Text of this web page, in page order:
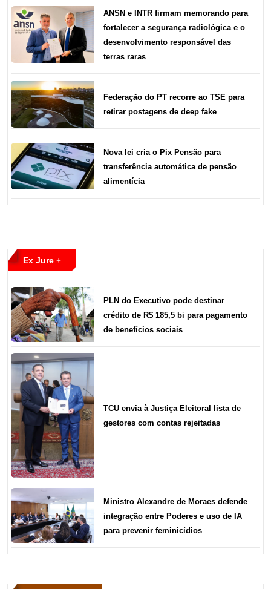
ANSN e INTR firmam memorando para
fortalecer a segurança radiológica e o
desenvolvimento responsável das
terras raras
Federação do PT recorre ao TSE para
retirar postagens de deep fake
Nova lei cria o Pix Pensão para
transferência automática de pensão
alimentícia
Ex Jure
PLN do Executivo pode destinar
crédito de R$ 185,5 bi para pagamento
de benefícios sociais
TCU envia à Justiça Eleitoral lista de
gestores com contas rejeitadas
Ministro Alexandre de Moraes defende
integração entre Poderes e uso de IA
para prevenir feminicídios